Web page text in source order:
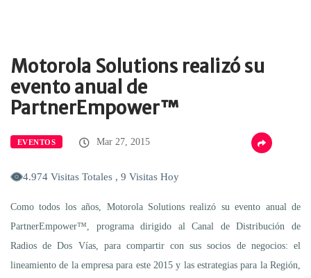
Motorola Solutions realizó su
evento anual de
PartnerEmpower™
EVENTOS Mar 27, 2015
4.974 Visitas Totales , 9 Visitas Hoy
Como todos los años, Motorola Solutions realizó su evento anual de
PartnerEmpower™, programa dirigido al Canal de Distribución de
Radios de Dos Vías, para compartir con sus socios de negocios: el
lineamiento de la empresa para este 2015 y las estrategias para la Región,